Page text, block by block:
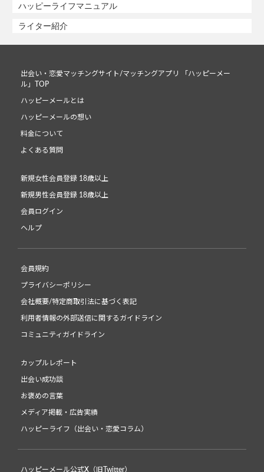
ハッピーライフマニュアル
ライター紹介
出会い・恋愛マッチングサイト/マッチングアプリ 「ハッピーメー
ル」TOP
ハッピーメールとは
ハッピーメールの想い
料金について
よくある質問
新規女性会員登録 18歳以上
新規男性会員登録 18歳以上
会員ログイン
ヘルプ
会員規約
プライバシーポリシー
会社概要/特定商取引法に基づく表記
利用者情報の外部送信に関するガイドライン
コミュニティガイドライン
カップルレポート
出会い成功談
お褒めの言葉
メディア掲載・広告実績
ハッピーライフ（出会い・恋愛コラム）
ハッピーメール公式X（旧Twitter）